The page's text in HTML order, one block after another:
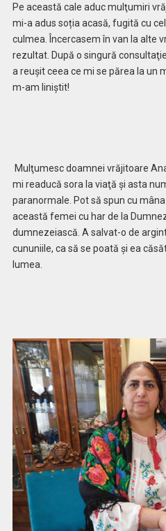
Pe această cale aduc mulţumiri
mi-a adus soția acasă, fugită cu
culmea. Încercasem în van la alte
rezultat. După o singură
a reuşit ceea ce mi se părea la un
m-am liniștit!
Teodor,
Mulţumesc doamnei vrăjitoare
mi readucă sora la viaţă şi asta
paranormale. Pot să spun cu
această femei cu har de la
dumnezeiască. A salvat-o de
cununiile, ca să se poată și ea
lumea.
Petru,